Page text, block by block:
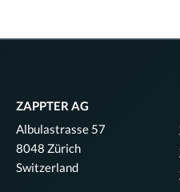
ZAPPTER AG
Albulastrasse 57
8048 Zürich
Switzerland